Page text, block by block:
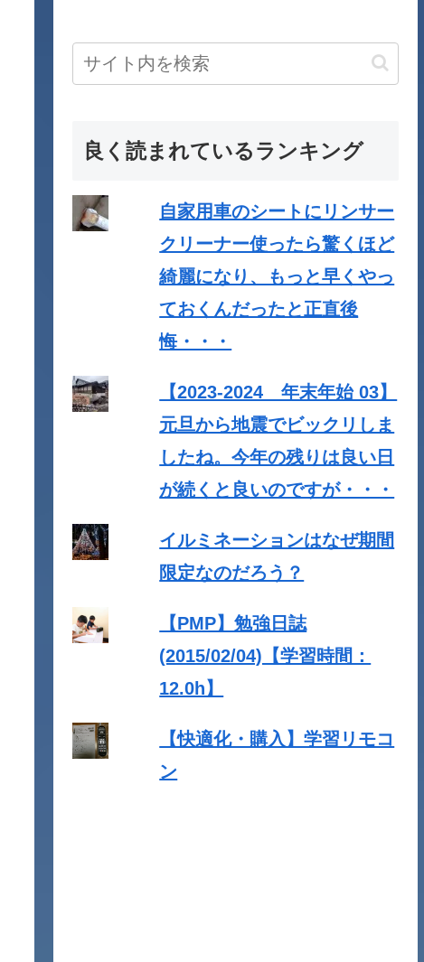
良く読まれているランキング
自家用車のシートにリンサー
クリーナー使ったら驚くほど
綺麗になり、もっと早くやっ
ておくんだったと正直後
悔・・・
【2023-2024 年末年始 03】
元旦から地震でビックリしま
したね。今年の残りは良い日
が続くと良いのですが・・・
イルミネーションはなぜ期間
限定なのだろう？
【PMP】勉強日誌
(2015/02/04)【学習時間：
12.0h】
【快適化・購入】学習リモコ
ン